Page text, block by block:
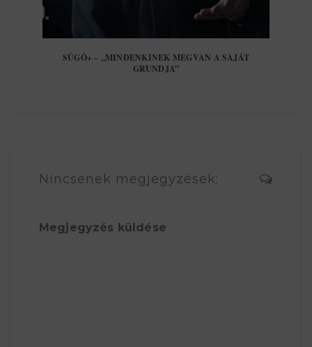
SÚGÓ+ – „MINDENKINEK MEGVAN A SAJÁT
GRUNDJA”
Nincsenek megjegyzések:
Megjegyzés küldése